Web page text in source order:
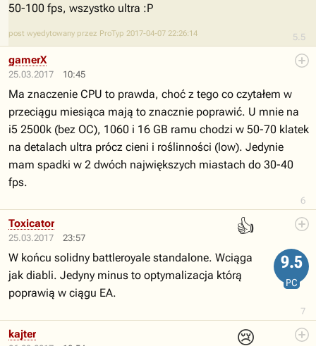
5.5
50-100 fps, wszystko ultra :P
post wyedytowany przez ProTyp 2017-04-07 22:26:14
25.03.2017 10:45
6
gamerX
Ma znaczenie CPU to prawda, choć z tego co czytałem w
przeciągu miesiąca mają to znacznie poprawić. U mnie na
i5 2500k (bez OC), 1060 i 16 GB ramu chodzi w 50-70 klatek
na detalach ultra prócz cieni i roślinności (low). Jedynie
mam spadki w 2 dwóch największych miastach do 30-40
fps.
25.03.2017 23:57
👍
7
Toxicator
9.5
PC
W końcu solidny battleroyale standalone. Wciąga
jak diabli. Jedyny minus to optymalizacja którą
poprawią w ciągu EA.
😢
kajter